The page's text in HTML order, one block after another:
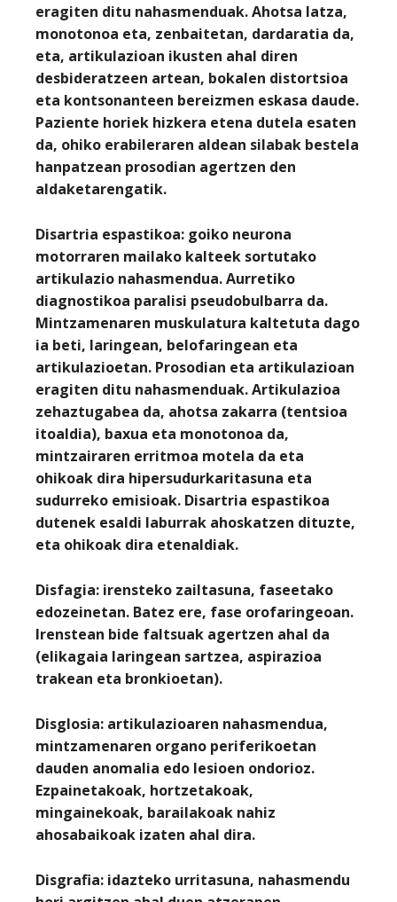
eragiten ditu nahasmenduak. Ahotsa latza,
monotonoa eta, zenbaitetan, dardaratia da,
eta, artikulazioan ikusten ahal diren
desbideratzeen artean, bokalen distortsioa
eta kontsonanteen bereizmen eskasa daude.
Paziente horiek hizkera etena dutela esaten
da, ohiko erabileraren aldean silabak bestela
hanpatzean prosodian agertzen den
aldaketarengatik.
Disartria espastikoa: goiko neurona
motorraren mailako kalteek sortutako
artikulazio nahasmendua. Aurretiko
diagnostikoa paralisi pseudobulbarra da.
Mintzamenaren muskulatura kaltetuta dago
ia beti, laringean, belofaringean eta
artikulazioetan. Prosodian eta artikulazioan
eragiten ditu nahasmenduak. Artikulazioa
zehaztugabea da, ahotsa zakarra (tentsioa
itoaldia), baxua eta monotonoa da,
mintzairaren erritmoa motela da eta
ohikoak dira hipersudurkaritasuna eta
sudurreko emisioak. Disartria espastikoa
dutenek esaldi laburrak ahoskatzen dituzte,
eta ohikoak dira etenaldiak.
Disfagia: irensteko zailtasuna, faseetako
edozeinetan. Batez ere, fase orofaringeoan.
Irenstean bide faltsuak agertzen ahal da
(elikagaia laringean sartzea, aspirazioa
trakean eta bronkioetan).
Disglosia: artikulazioaren nahasmendua,
mintzamenaren organo periferikoetan
dauden anomalia edo lesioen ondorioz.
Ezpainetakoak, hortzetakoak,
mingainekoak, barailakoak nahiz
ahosabaikoak izaten ahal dira.
Disgrafia: idazteko urritasuna, nahasmendu